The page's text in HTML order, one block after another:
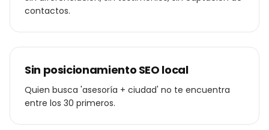
contactos.
Sin posicionamiento SEO local
Quien busca 'asesoría + ciudad' no te encuentra
entre los 30 primeros.